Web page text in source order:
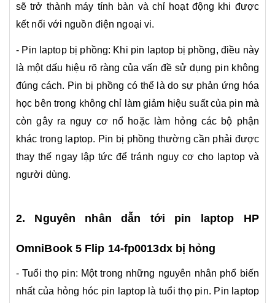
sẽ trở thành máy tính bàn và chỉ hoạt động khi được
kết nối với nguồn điện ngoại vi.
- Pin laptop bị phồng: Khi pin laptop bị phồng, điều này
là một dấu hiệu rõ ràng của vấn đề sử dụng pin không
đúng cách. Pin bị phồng có thể là do sự phản ứng hóa
học bên trong không chỉ làm giảm hiệu suất của pin mà
còn gây ra nguy cơ nổ hoặc làm hỏng các bộ phận
khác trong laptop. Pin bị phồng thường cần phải được
thay thế ngay lập tức để tránh nguy cơ cho laptop và
người dùng.
2. Nguyên nhân dẫn tới pin laptop HP
OmniBook 5 Flip 14-fp0013dx bị hỏng
- Tuổi thọ pin: Một trong những nguyên nhân phổ biến
nhất của hỏng hóc pin laptop là tuổi thọ pin. Pin laptop